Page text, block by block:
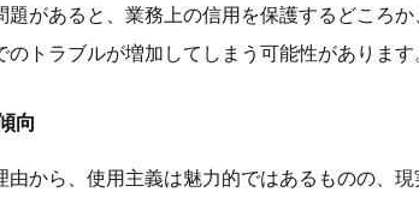
題があると、業務上の信用を保護するどころ
のトラブルが増加してしまう可能性があります
向
由から、使用主義は魅力的ではあるものの、現